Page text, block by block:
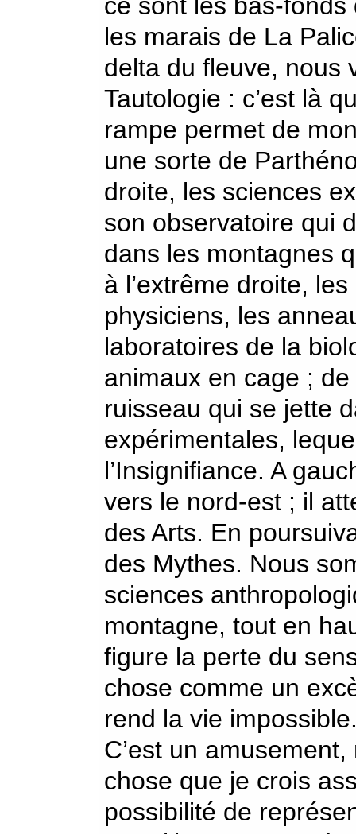
les marais de La
delta du fleuve, nous
Tautologie : c’est là
rampe permet de
une sorte de
droite, les sciences
son observatoire qui
dans les montagnes
à l’extrême droite,
physiciens, les
laboratoires de la
animaux en cage ;
ruisseau qui se jette
expérimentales,
l’Insignifiance. A
vers le nord-est ; il
des Arts. En
des Mythes. Nous
sciences
montagne, tout en
figure la perte du
chose comme un
rend la vie
C’est un
chose que je crois
possibilité de